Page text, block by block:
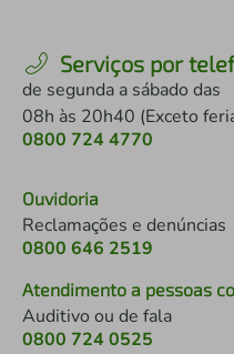
Serviços por
de segunda a sábado das
08h às 20h40 (Exceto
0800 724 4770
Ouvidoria
Reclamações e denúncias
0800 646 2519
Atendimento a pessoas
Auditivo ou de fala
0800 724 0525